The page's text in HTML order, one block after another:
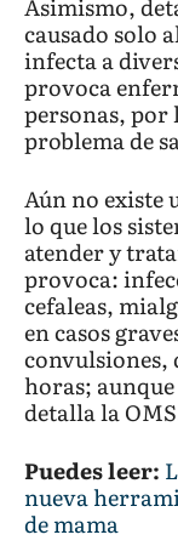
Asimismo,
causado solo
infecta a
provoca
personas, por
problema de
Aún no existe
lo que los
atender y
provoca:
cefaleas,
en casos
convulsiones,
horas;
detalla la
Puedes leer:
nueva
de mama